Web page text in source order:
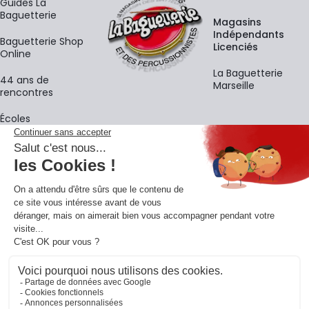
Baguetterie
Baguetterie Shop
Online
44 ans de
rencontres
Écoles
Magasins
Indépendants
Licenciés
La Baguetterie
Marseille
La newsletter
Adresse e-mail
En vous inscrivant à notre newsletter, vous acceptez notre
confidentialité.
Retrouvons-nous sur